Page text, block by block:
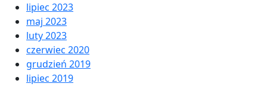
lipiec 2023
maj 2023
luty 2023
czerwiec 2020
grudzień 2019
lipiec 2019